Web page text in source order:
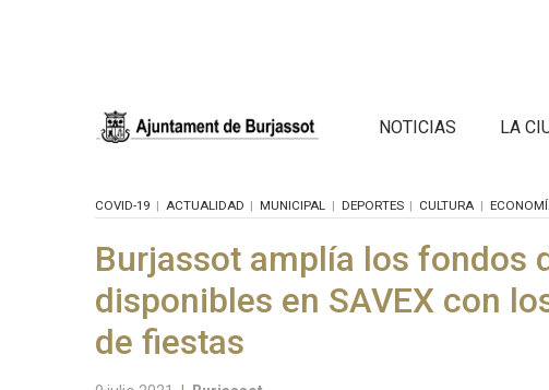
NOTICIAS LA
COVID-19 ACTUALIDAD MUNICIPAL DEPORTES CULTURA
Burjassot amplía los fondos
disponibles en SAVEX con
de fiestas